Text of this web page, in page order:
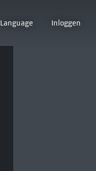
Language Inloggen